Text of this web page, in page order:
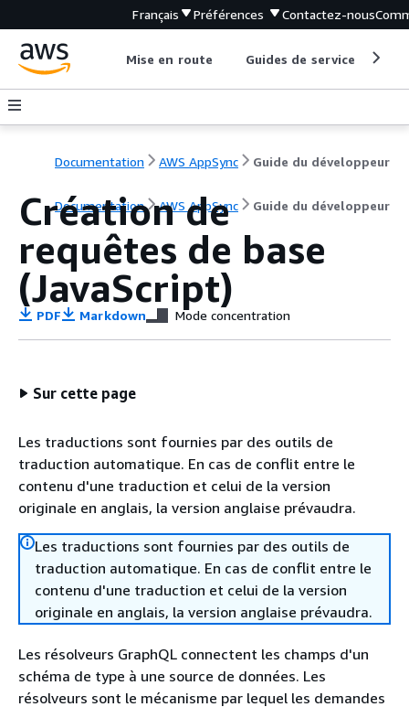
Français Préférences Contactez-nous
Mise en route Guides de service
Documentation AWS AppSync Guide du développeur
Documentation AWS AppSync Guide du développeur
Création de
requêtes de base
(JavaScript)
PDF Markdown Mode concentration
Sur cette page
Les traductions sont fournies par des outils de
traduction automatique. En cas de conflit entre le
contenu d'une traduction et celui de la version
originale en anglais, la version anglaise prévaudra.
Les traductions sont fournies par des outils de
traduction automatique. En cas de conflit entre le
contenu d'une traduction et celui de la version
originale en anglais, la version anglaise prévaudra.
Les résolveurs GraphQL connectent les champs d'un
schéma de type à une source de données. Les
résolveurs sont le mécanisme par lequel les demandes